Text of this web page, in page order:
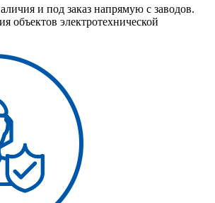
и под заказ напрямую с заводов.
объектов электротехнической